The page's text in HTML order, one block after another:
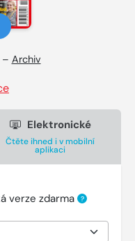
– Archiv
Elektronické
Čtěte ihned i v mobilní
aplikaci
verze zdarma ?